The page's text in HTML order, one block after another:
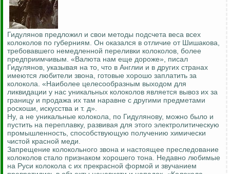
.
Гидулянов предложил и свои методы подсчета веса всех
колоколов по губерниям. Он оказался в отличие от Шишакова,
требовавшего немедленной переливки колоколов, более
предприимчивым. «Валюта нам еще дороже», писал
Гидулянов, указывая на то, что в Англии и в других странах
имеются любители звона, готовые хорошо заплатить за
колокола. «Наиболее целесообразным выходом для
ликвидации у нас уникальных колоколов является вывоз их за
границу и продажа их там наравне с другими предметами
роскоши, искусства и т. д».
Ну, а не уникальные колокола, по Гидулянову, можно было и
пустить на переплавку, развивая для этого электролитическую
промышленность, способствующую получению химически
чистой красной меди.
Запрещение колокольного звона и настоящее преследование
колоколов стало признаком хорошего тона. Недавно любимые
на Руси колокола с их прекрасной формой и звучанием